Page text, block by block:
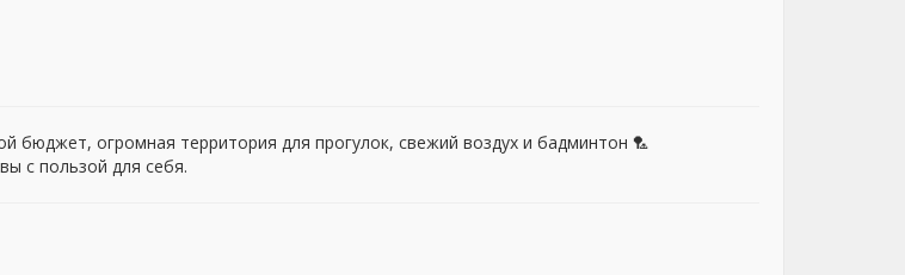
бюджет, огромная территория для прогулок, свежий воздух и бадминтон 🏸
с пользой для себя.